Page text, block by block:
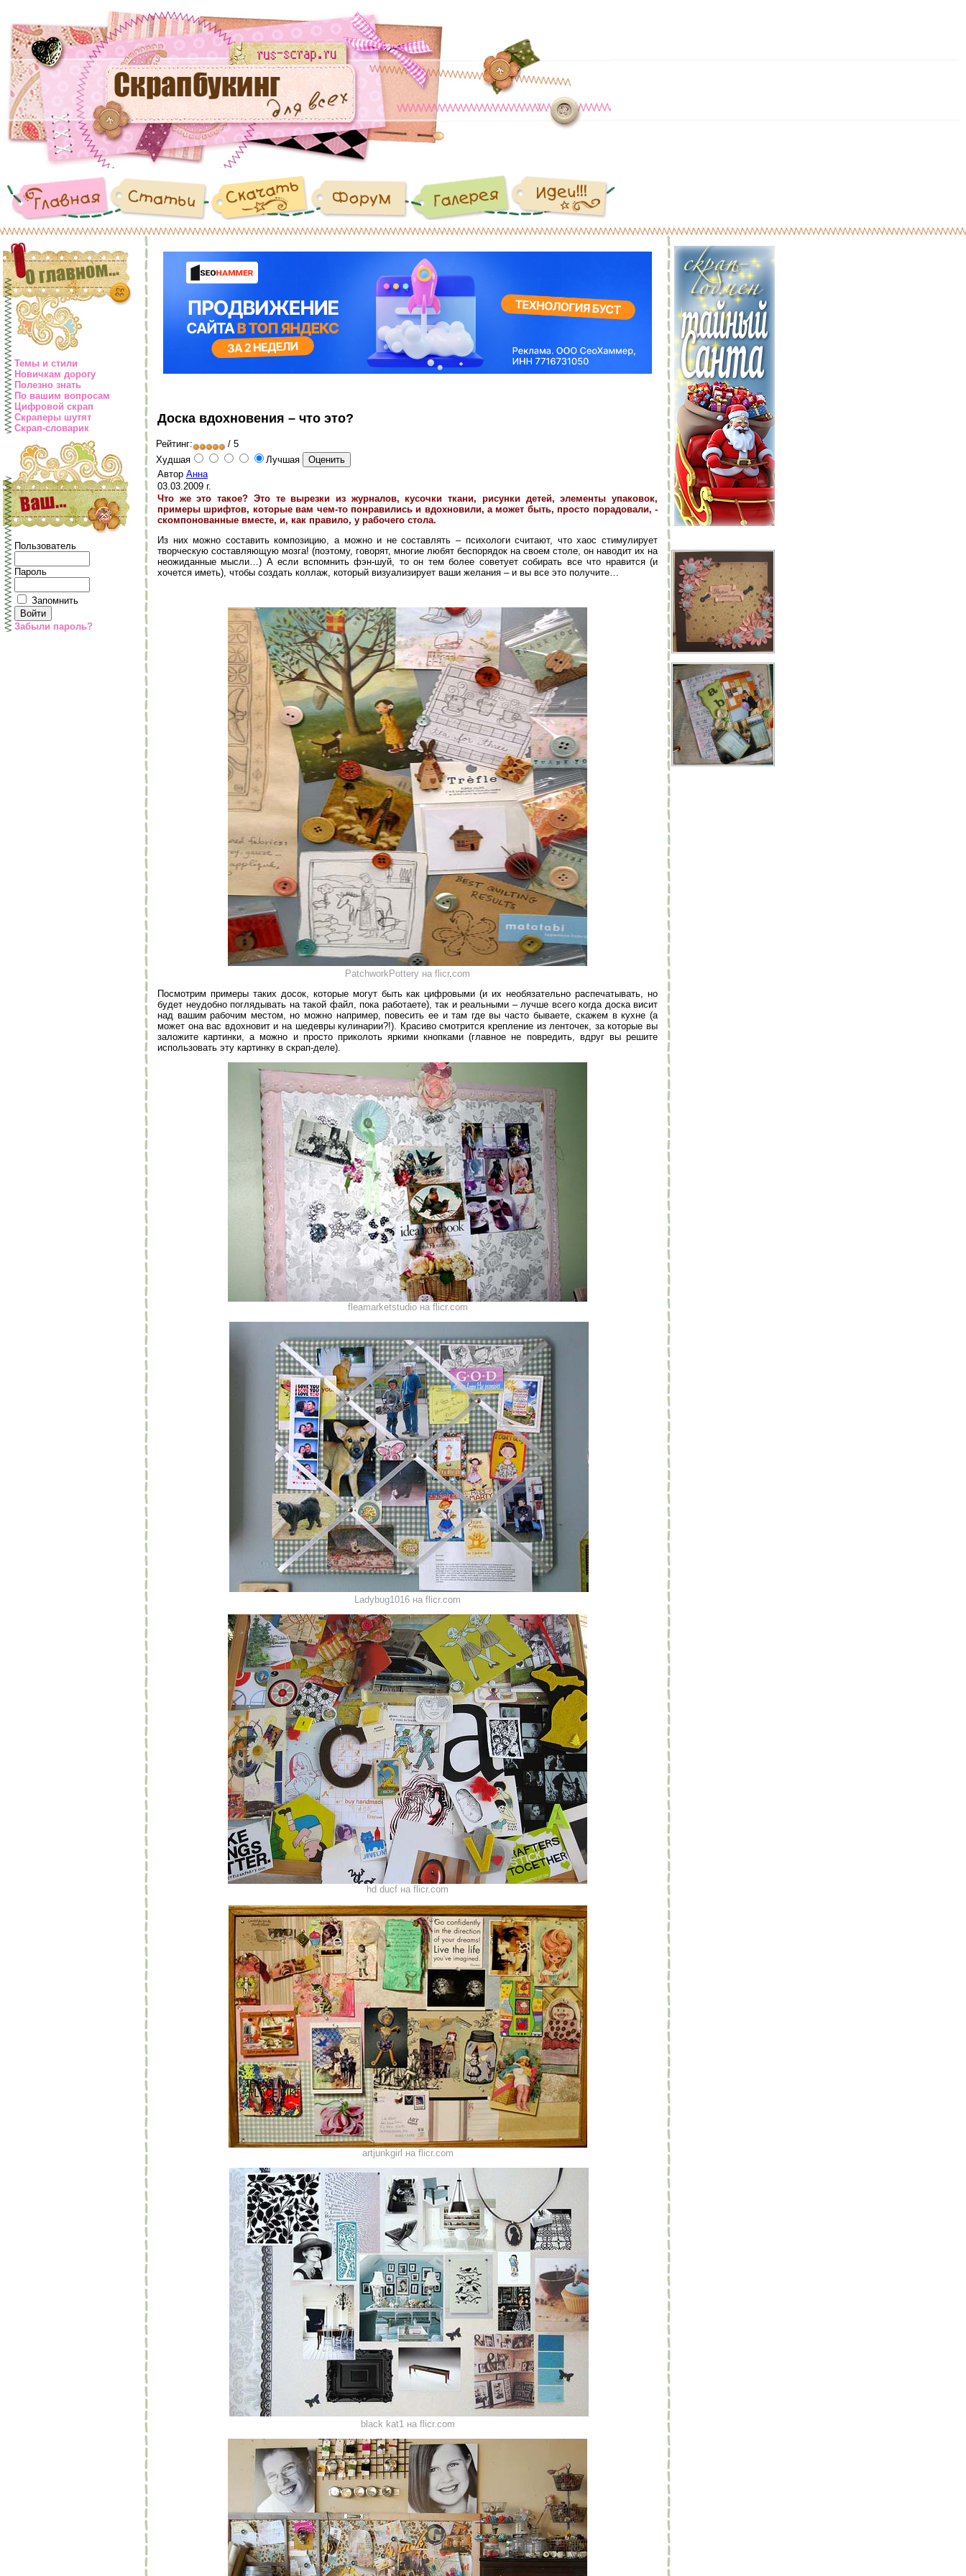
Темы и стили
Новичкам дорогу
Полезно знать
По вашим вопросам
Цифровой скрап
Скраперы шутят
Скрап-словарик
Пользователь
Пароль
Запомнить
Забыли пароль?
Доска вдохновения – что это?
Рейтинг:
/ 5
Худшая
Лучшая
Автор Анна
03.03.2009 г.
Что же это такое? Это те вырезки из журналов, кусочки ткани, рисунки детей, элементы упаковок,
примеры шрифтов, которые вам чем-то понравились и вдохновили, а может быть, просто порадовали, -
скомпонованные вместе, и, как правило, у рабочего стола.
Из них можно составить композицию, а можно и не составлять – психологи считают, что хаос стимулирует
творческую составляющую мозга! (поэтому, говорят, многие любят беспорядок на своем столе, он наводит их на
неожиданные мысли…) А если вспомнить фэн-шуй, то он тем более советует собирать все что нравится (и
хочется иметь), чтобы создать коллаж, который визуализирует ваши желания – и вы все это получите…
PatchworkPottery на flicr. com
Посмотрим примеры таких досок, которые могут быть как цифровыми (и их необязательно распечатывать, но
будет неудобно поглядывать на такой файл, пока работаете), так и реальными – лучше всего когда доска висит
над вашим рабочим местом, но можно например, повесить ее и там где вы часто бываете, скажем в кухне (а
может она вас вдохновит и на шедевры кулинарии?!). Красиво смотрится крепление из ленточек, за которые вы
заложите картинки, а можно и просто приколоть яркими кнопками (главное не повредить, вдруг вы решите
использовать эту картинку в скрап-деле).
fleamarketstudio на flicr.com
Ladybug1016 на flicr.com
hd ducf на flicr.com
artjunkgirl на flicr.com
black kat1 на flicr.com